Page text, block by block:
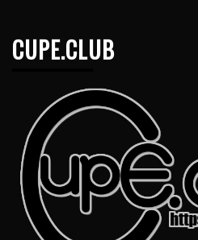
CUPE.CLUB